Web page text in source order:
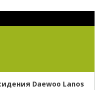
Daewoo Lanos